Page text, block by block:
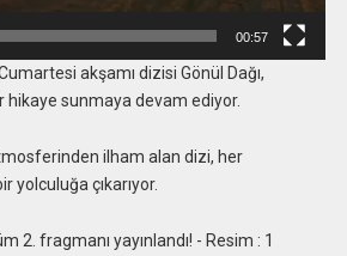
00:57
akşamı dizisi Gönül Dağı,
hikaye sunmaya devam ediyor.
ilham alan dizi, her
yolculuğa çıkarıyor.